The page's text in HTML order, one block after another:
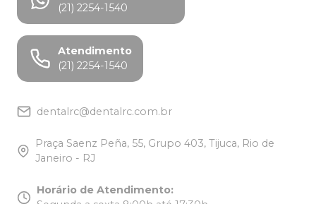
(21) 2254-1540
Atendimento
(21) 2254-1540
dentalrc@dentalrc.com.br
Praça Saenz Peña, 55, Grupo 403, Tijuca, Rio de
Janeiro - RJ
Horário de Atendimento: